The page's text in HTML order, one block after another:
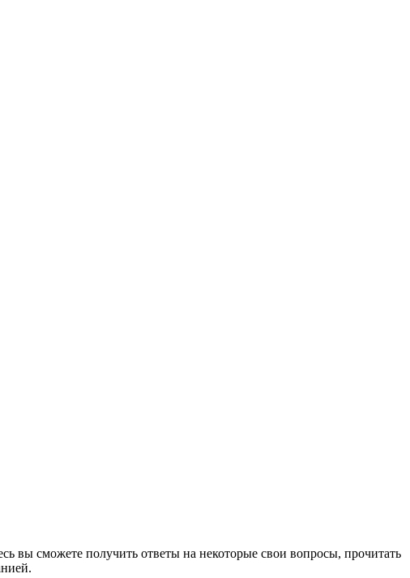
вы сможете получить ответы на некоторые свои вопросы, прочитать